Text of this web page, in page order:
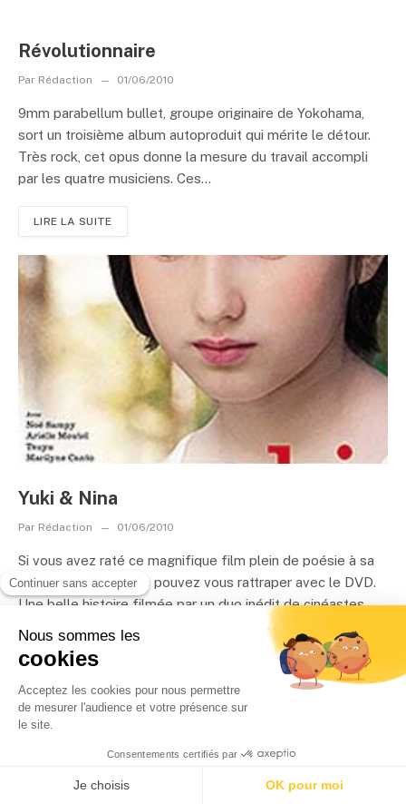
Révolutionnaire
Par Rédaction 01/06/2010
9mm parabellum bullet, groupe originaire de Yokohama,
sort un troisième album autoproduit qui mérite le détour.
Très rock, cet opus donne la mesure du travail accompli
par les quatre musiciens. Ces...
LIRE LA SUITE
Yuki & Nina
Par Rédaction 01/06/2010
Si vous avez raté ce magnifique film plein de poésie à sa
sortie en salles, vous pouvez vous rattraper avec le DVD.
Une belle histoire filmée par un duo inédit de cinéastes
LIRE LA SUITE